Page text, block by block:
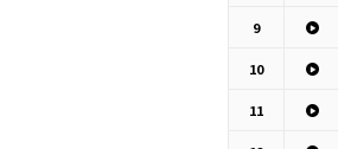
9
10
11